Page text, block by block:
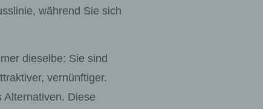
während Sie sich
dieselbe: Sie sind
vernünftiger.
Diese